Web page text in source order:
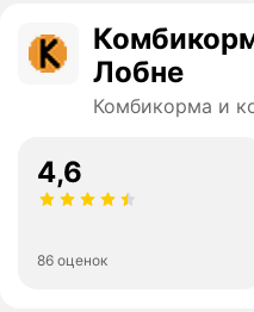
Лобне
Комбикорма и
4,6
86 оценок